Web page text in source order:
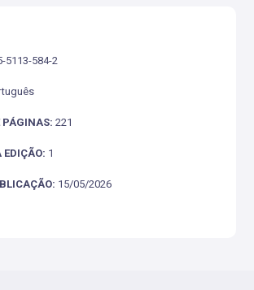
5113-584-2
PÁGINAS: 221
EDIÇÃO: 1
15/05/2026